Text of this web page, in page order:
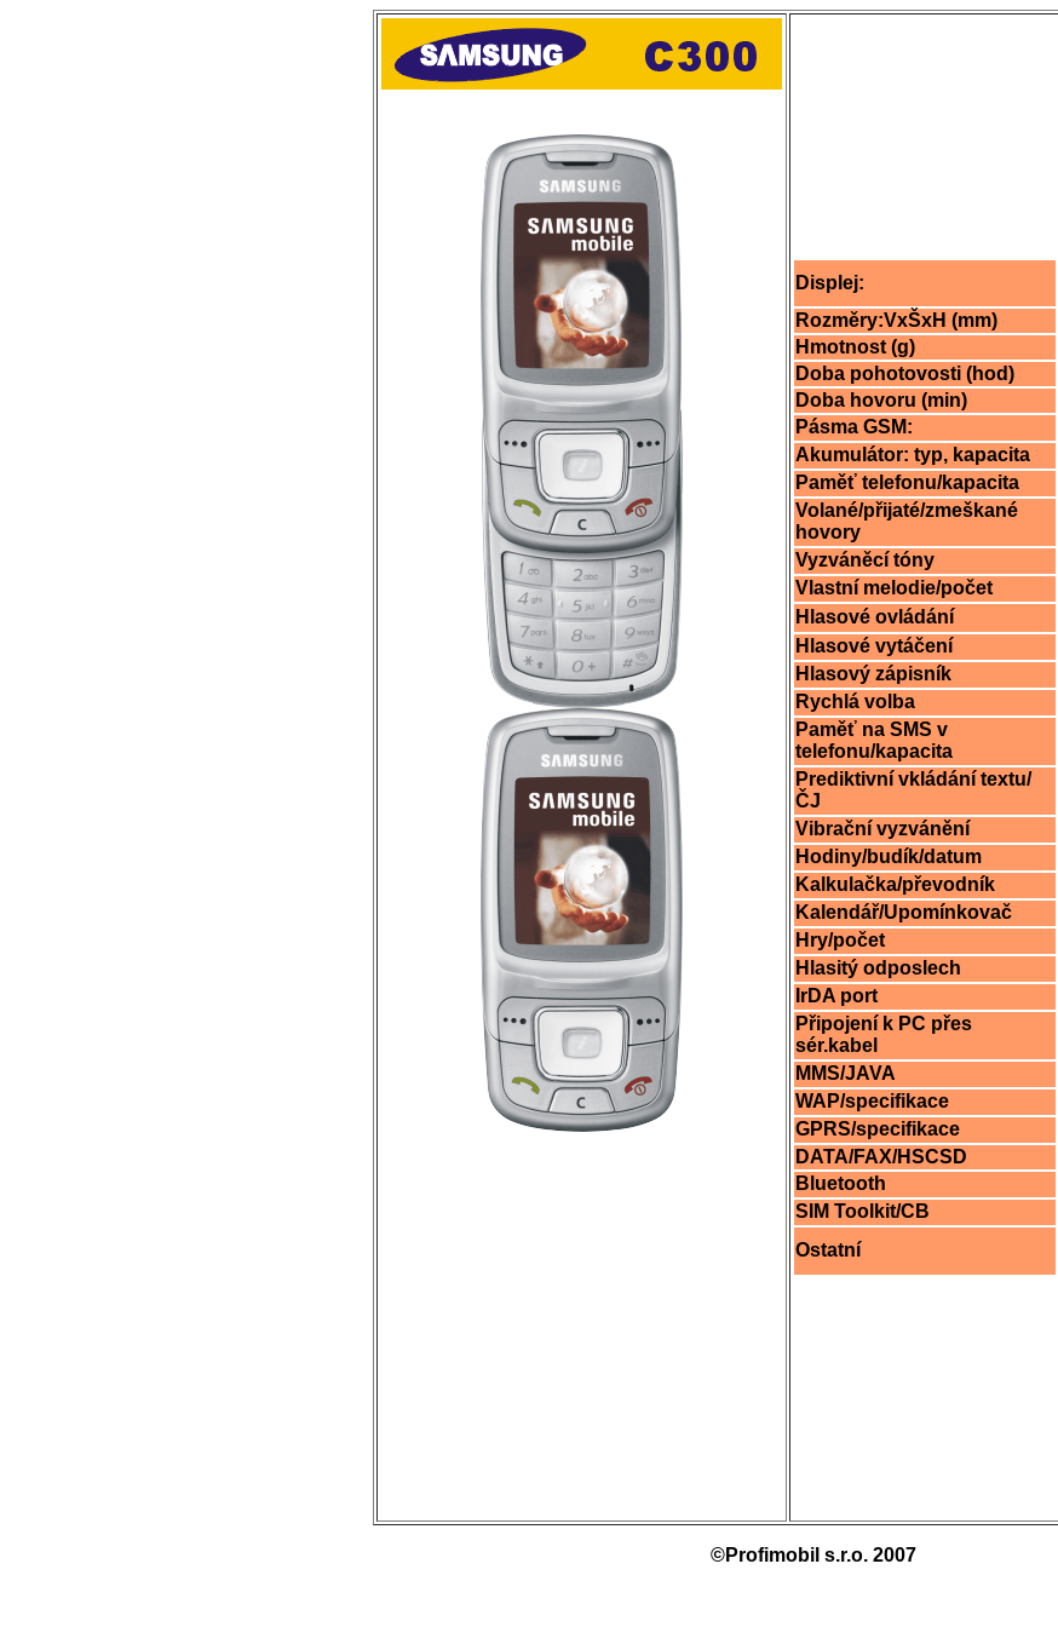
Displej:
Rozměry:VxŠxH (mm)
Hmotnost (g)
Doba pohotovosti (hod)
Doba hovoru (min)
Pásma GSM:
Akumulátor: typ, kapacita
Paměť telefonu/kapacita
Volané/přijaté/zmeškané
hovory
Vyzváněcí tóny
Vlastní melodie/počet
Hlasové ovládání
Hlasové vytáčení
Hlasový zápisník
Rychlá volba
Paměť na SMS v
telefonu/kapacita
Prediktivní vkládání textu/
ČJ
Vibrační vyzvánění
Hodiny/budík/datum
Kalkulačka/převodník
Kalendář/Upomínkovač
Hry/počet
Hlasitý odposlech
IrDA port
Připojení k PC přes
sér.kabel
MMS/JAVA
WAP/specifikace
GPRS/specifikace
DATA/FAX/HSCSD
Bluetooth
SIM Toolkit/CB
Ostatní
©Profimobil s.r.o. 2007